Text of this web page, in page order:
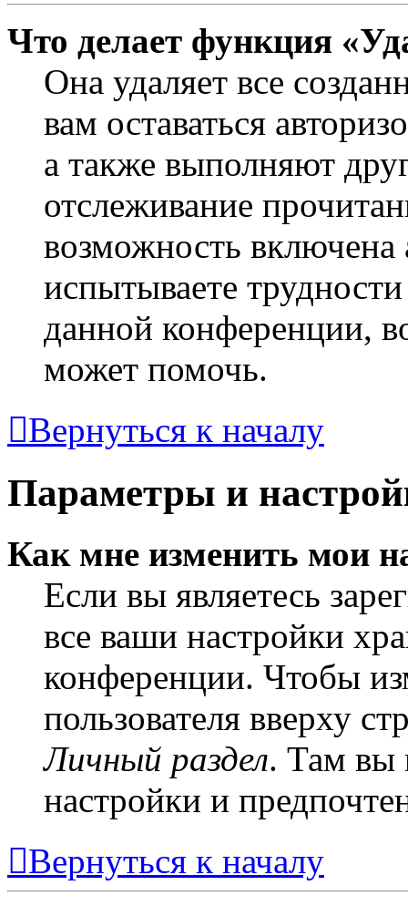
Что делает функция
Она удаляет все
вам оставаться
а также выполняют
отслеживание
возможность
испытываете
данной конференции,
может помочь.
Вернуться к началу
Параметры и
Как мне изменить мои
Если вы являетесь
все ваши настройки
конференции. Чтобы
пользователя вверху
Личный раздел. Там вы
настройки и
Вернуться к началу